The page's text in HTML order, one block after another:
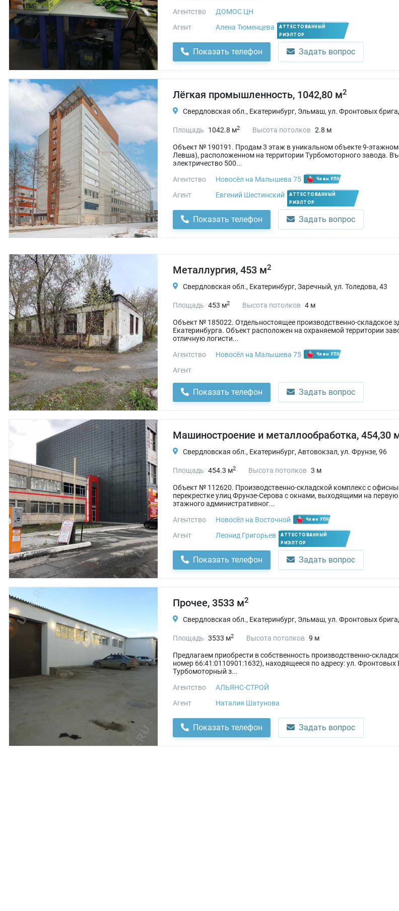
Агентство
ДОМОС ЦН
Агент
Алена Тюменцева
АТТЕСТОВАННЫЙ
РИЭЛТОР
Показать телефон Задать вопрос
Лёгкая промышленность, 1042,80 м2
Свердловская обл., Екатеринбург, Эльмаш, ул. Фронтовых
Площадь 1042.8 м2 Высота потолков 2.8 м
Объект № 190191. Продам 3 этаж в уникальном объекте 9-
Левша), расположенном на территории Турбомоторного завода.
электричество 500...
Агентство
Новосёл на Малышева 75 Член УПН
Агент Евгений Шестинский
АТТЕСТОВАННЫЙ
РИЭЛТОР
Показать телефон Задать вопрос
Металлургия, 453 м2
Свердловская обл., Екатеринбург, Заречный, ул. Толедова, 43
Площадь 453 м2 Высота потолков 4 м
Объект № 185022. Отдельностоящее производственно-складское
Екатеринбурга. Объект расположен на охраняемой территории
отличную логисти...
Агентство
Новосёл на Малышева 75 Член УПН
Агент
Показать телефон Задать вопрос
Машиностроение и металлообработка, 454,30
Свердловская обл., Екатеринбург, Автовокзал, ул. Фрунзе, 96
Площадь 454.3 м2 Высота потолков 3 м
Объект № 112620. Производственно-складской комплекс с
перекрестке улиц Фрунзе-Серова с окнами, выходящими на
этажного административног...
Агентство
Новосёл на Восточной Член УПН
Агент Леонид Григорьев
АТТЕСТОВАННЫЙ
РИЭЛТОР
Показать телефон Задать вопрос
Прочее, 3533 м2
Свердловская обл., Екатеринбург, Эльмаш, ул. Фронтовых
Площадь 3533 м2 Высота потолков 9 м
Предлагаем приобрести в собственность производственно-
номер 66:41:0110901:1632), находящееся по адресу: ул.
Турбомоторный з...
Агентство
АЛЬЯНС-СТРОЙ
Агент
Наталия Шатунова
Показать телефон Задать вопрос